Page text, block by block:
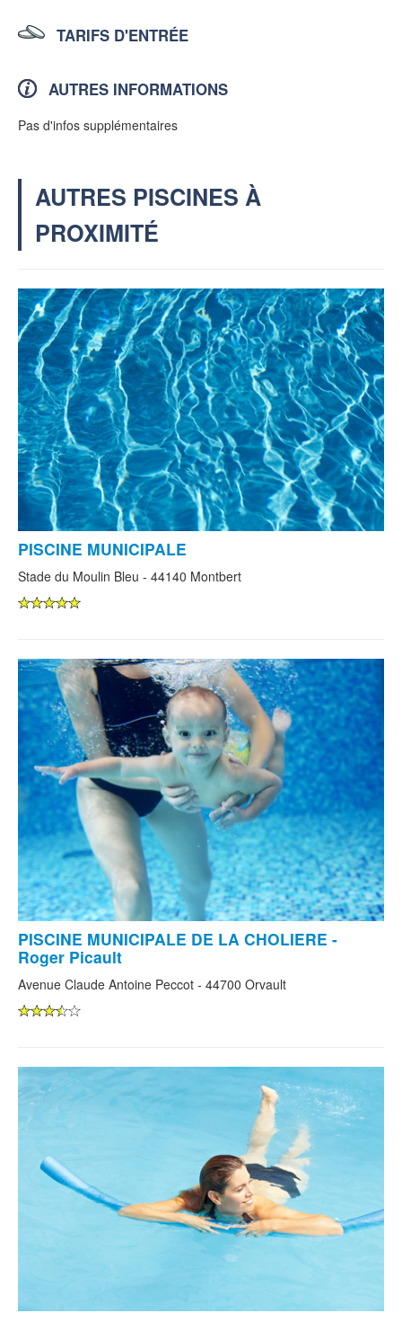
TARIFS D'ENTRÉE
AUTRES INFORMATIONS
Pas d'infos supplémentaires
AUTRES PISCINES À
PROXIMITÉ
PISCINE MUNICIPALE
Stade du Moulin Bleu - 44140 Montbert
PISCINE MUNICIPALE DE LA CHOLIERE -
Roger Picault
Avenue Claude Antoine Peccot - 44700 Orvault